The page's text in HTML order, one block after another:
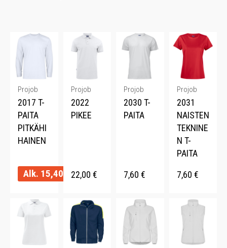
Projob
2017 T-
PAITA
PITKÄHI
HAINEN
Alk. 15,40
Projob
2022
PIKEE
22,00 €
Projob
2030 T-
PAITA
7,60 €
Projob
2031
NAISTEN
TEKNINE
N T-
PAITA
7,60 €